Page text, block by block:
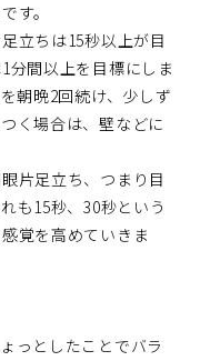
す。
立ちは15秒以上が目
分間以上を目標にしま
朝晩2回続け、少しず
く場合は、壁などに
片足立ち、つまり目
も15秒、30秒という
覚を高めていきま
っとしたことでバラ